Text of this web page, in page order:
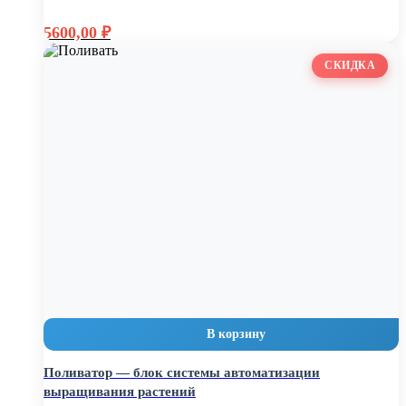
Первоначальная
цена
составляла
5600,00 ₽
Текущая
СКИДКА
В корзину
Поливатор — блок системы автоматизации
выращивания растений